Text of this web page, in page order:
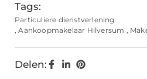
Tags:
Particuliere dienstverlening
,Aankoopmakelaar Hilversum ,
Delen: